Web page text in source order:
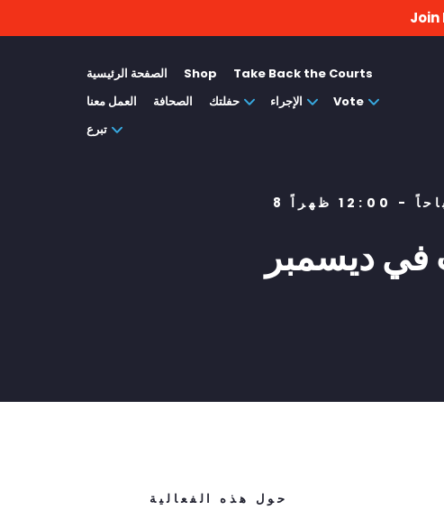
Join
الصفحة الرئيسية Shop
Take Back the Courts
العمل معنا
الصحافة حفلتك الإجراء
Vote
تبرع
في ديسمبر
حول هذه الفعالية